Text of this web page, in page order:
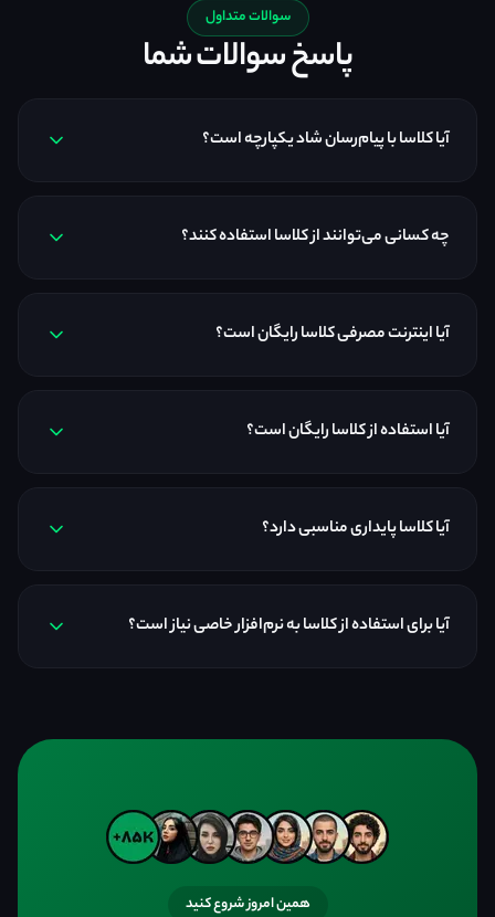
سوالات متداول
پاسخ سوالات شما
آیا کلاسا با پیام‌رسان شاد یکپارچه است؟
چه کسانی می‌توانند از کلاسا استفاده کنند؟
آیا اینترنت مصرفی کلاسا رایگان است؟
آیا استفاده از کلاسا رایگان است؟
آیا کلاسا پایداری مناسبی دارد؟
آیا برای استفاده از کلاسا به نرم‌افزار خاصی نیاز است؟
همین امروز شروع کنید